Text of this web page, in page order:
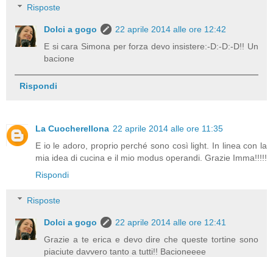
Risposte
Dolci a gogo
22 aprile 2014 alle ore 12:42
E si cara Simona per forza devo insistere:-D:-D:-D!! Un
bacione
Rispondi
La Cuocherellona 22 aprile 2014 alle ore 11:35
E io le adoro, proprio perché sono così light. In linea con la
mia idea di cucina e il mio modus operandi. Grazie Imma!!!!!
Rispondi
Risposte
Dolci a gogo
22 aprile 2014 alle ore 12:41
Grazie a te erica e devo dire che queste tortine sono
piaciute davvero tanto a tutti!! Bacioneeee